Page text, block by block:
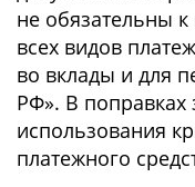
не обязательны
всех видов
во вклады и для
РФ». В поправках
использования
платежного